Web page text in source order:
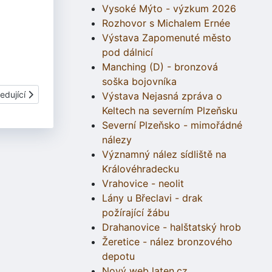
článek: 2.5 Výbava domu
Vysoké Mýto - výzkum 2026
Rozhovor s Michalem Ernée
Výstava Zapomenuté město
pod dálnicí
Manching (D) - bronzová
soška bojovníka
Výstava Nejasná zpráva o
Keltech na severním Plzeňsku
Severní Plzeňsko - mimořádné
nálezy
Významný nález sídliště na
Královéhradecku
Vrahovice - neolit
Lány u Břeclavi - drak
požírající žábu
Drahanovice - halštatský hrob
Žeretice - nález bronzového
depotu